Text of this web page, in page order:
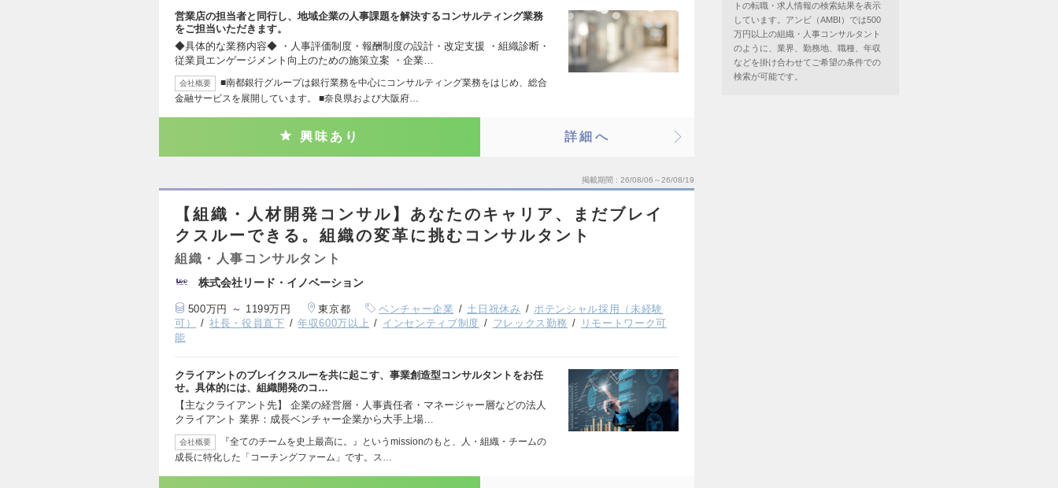
営業店の担当者と同行し、地域企業の人事課題を解決するコンサルティング業務
をご担当いただきます。
◆具体的な業務内容◆ ・人事評価制度・報酬制度の設計・改定支援 ・組織診断・
従業員エンゲージメント向上のための施策立案 ・企業…
会社概要
■南都銀行グループは銀行業務を中心にコンサルティング業務をはじめ、総合
金融サービスを展開しています。 ■奈良県および大阪府…
興味あり 詳細へ
掲載期間 26/08/06～26/08/19
【組織・人材開発コンサル】あなたのキャリア、まだブレイ
クスルーできる。組織の変革に挑むコンサルタント
組織・人事コンサルタント
株式会社リード・イノベーション
500万円 ～ 1199万円 東京都 ベンチャー企業 土日祝休み
ポテンシャル採用（未経験
可）
社長・役員直下 年収600万以上 インセンティブ制度 フレックス勤務
リモートワーク可
能
クライアントのブレイクスルーを共に起こす、事業創造型コンサルタントをお任
せ。具体的には、組織開発のコ…
【主なクライアント先】 企業の経営層・人事責任者・マネージャー層などの法人
クライアント 業界：成長ベンチャー企業から大手上場…
会社概要
『全てのチームを史上最高に。』というmissionのもと、人・組織・チームの
成長に特化した「コーチングファーム」です。ス…
トの転職・求人情報の検索結果を表示
しています。アンビ（AMBI）では500
万円以上の組織・人事コンサルタント
のように、業界、勤務地、職種、年収
などを掛け合わせてご希望の条件での
検索が可能です。